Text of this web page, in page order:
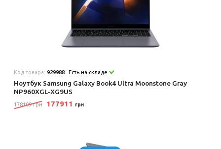
Код товара:929988 Есть на складе
Ноутбук Samsung Galaxy Book4 Ultra Moonstone Gray
NP960XGL-XG9US
178109 грн 177911 грн